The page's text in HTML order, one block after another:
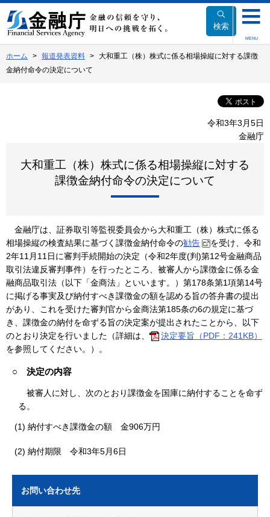
文
へ
動
検索
MENU
ホーム 報道発表資料
大和重工（株）株式に係る相場操縦に対する課徴
金納付命令の決定について
令和3年3月5日
金融庁
大和重工（株）株式に係る相場操縦に対する
課徴金納付命令の決定について
金融庁は、証券取引等監視委員会から大和重工（株）株式に係る
相場操縦の検査結果に基づく課徴金納付命令の勧告
を受け、令和
2年11月11日に審判手続開始の決定（令和2年度(判)第12号金融商品
取引法違反審判事件）を行ったところ、被審人から課徴金に係る金
融商品取引法（以下「金商法」といいます。）第178条第1項第14号
に掲げる事実及び納付すべき課徴金の額を認める旨の答弁書の提出
があり、これを受けた審判官から金商法第185条の6の規定に基づ
き、課徴金の納付を命ずる旨の決定案が提出されたことから、以下
のとおり決定を行いました（詳細は、
決定要旨（PDF：241KB）
を参照してください。）。
○ 決定の内容
被審人に対し、次のとおり課徴金を国庫に納付することを命ず
る。
(1) 納付すべき課徴金の額 金906万円
(2) 納付期限 令和3年5月6日
お問い合わせ先